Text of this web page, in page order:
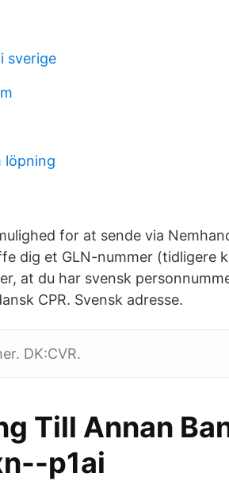
sverige
löpning
for at sende via
dig et GLN-nummer (tidligere
at du har svensk
CPR. Svensk adresse.
DK:CVR.
Till Annan
p1ai